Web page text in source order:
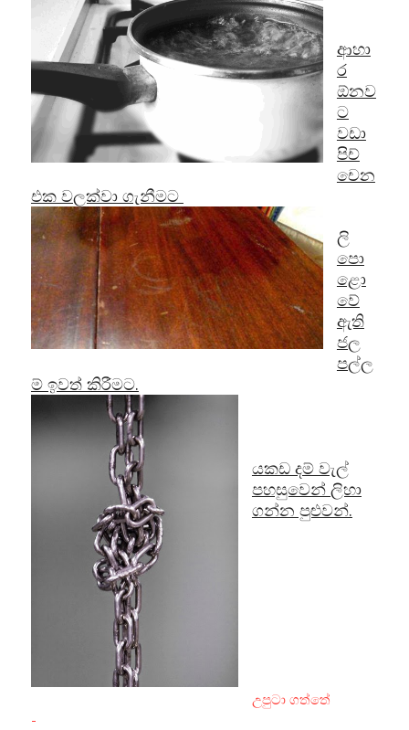
ආහා
ර
ඕනව
ට
වඩා
පිච්
චෙන
එක වලක්වා ගැනීමට
ලි
පො
ළො
වේ
ඇති
ජල
පල්ල
ම් ඉවත් කිරීමට.
යකඩ දම් වැල්
පහසුවෙන් ලිහා
ගන්න පුළුවන්.
උපුටා ගත්තේ
-